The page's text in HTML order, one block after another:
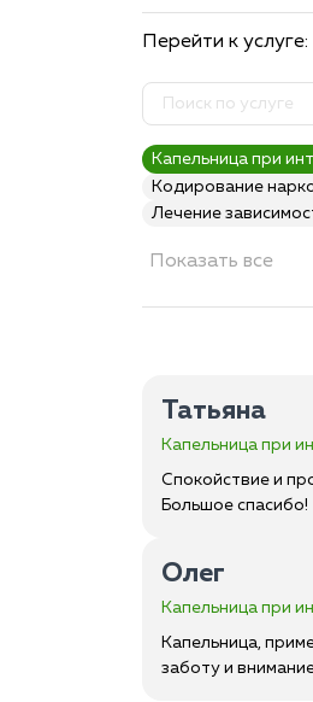
Перейти к услуге:
Капельница при
Кодирование
Лечение
Показать все
Татьяна
Капельница при
Спокойствие и
Большое спасибо!
Олег
Капельница при
Капельница,
заботу и